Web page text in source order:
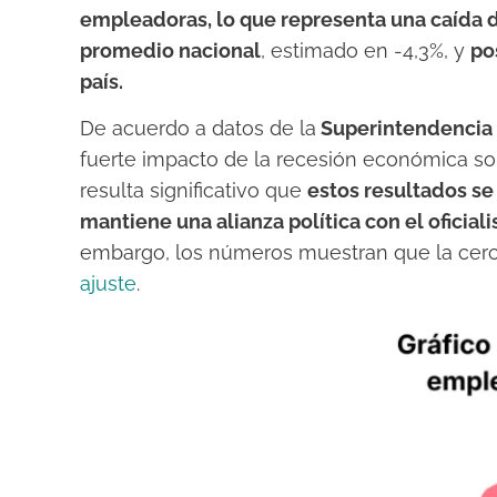
empleadoras, lo que representa una caída
promedio nacional, estimado en -4,3%, y
país.
De acuerdo a datos de la Superintendencia
fuerte impacto de la recesión económica
resulta significativo que estos resultados
mantiene una alianza política con el
embargo, los números muestran que la
ajuste.